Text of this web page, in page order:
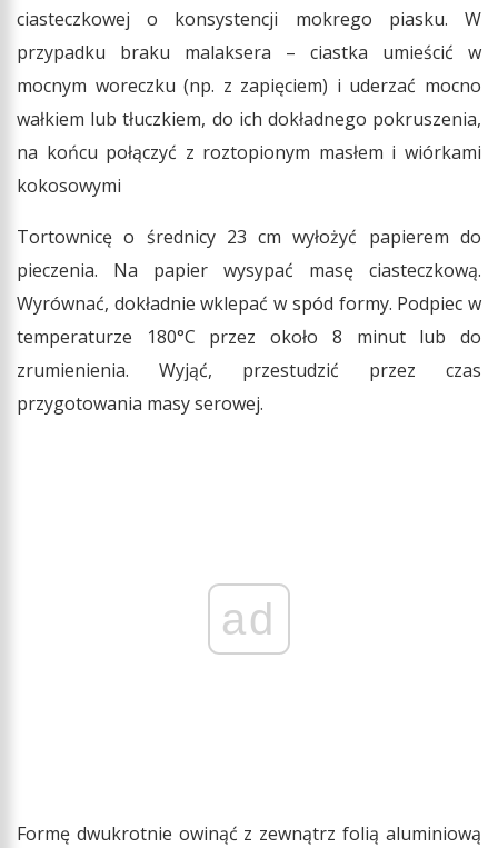
ciasteczkowej o konsystencji mokrego piasku. W
przypadku braku malaksera – ciastka umieścić w
mocnym woreczku (np. z zapięciem) i uderzać mocno
wałkiem lub tłuczkiem, do ich dokładnego pokruszenia,
na końcu połączyć z roztopionym masłem i wiórkami
kokosowymi
Tortownicę o średnicy 23 cm wyłożyć papierem do
pieczenia. Na papier wysypać masę ciasteczkową.
Wyrównać, dokładnie wklepać w spód formy. Podpiec w
temperaturze 180°C przez około 8 minut lub do
zrumienienia. Wyjąć, przestudzić przez czas
przygotowania masy serowej.
ad
Formę dwukrotnie owinąć z zewnątrz folią aluminiową